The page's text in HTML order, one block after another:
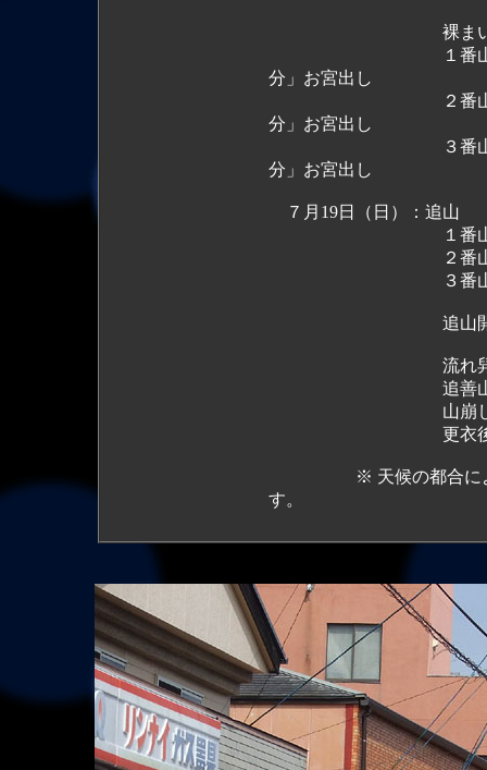
裸まい
１番山笠「18時
分」お宮出し
２番山笠「18時
分」お宮出し
３番山笠「18時
分」お宮出し
７月19日（日）：追山
１番山笠「午前
２番山笠 １番
３番山笠 ２番
追山開始 午
流れ舁（各山
追善山（物故
山崩
更衣後直
※ 天候の都合により
す。